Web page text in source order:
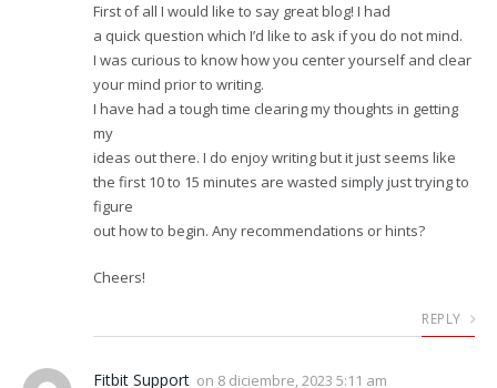
First of all I would like to say great blog! I had
a quick question which I’d like to ask if you do not mind.
I was curious to know how you center yourself and clear
your mind prior to writing.
I have had a tough time clearing my thoughts in getting
my
ideas out there. I do enjoy writing but it just seems like
the first 10 to 15 minutes are wasted simply just trying to
figure
out how to begin. Any recommendations or hints?
Cheers!
REPLY
Fitbit Support on 8 diciembre, 2023 5:11 am